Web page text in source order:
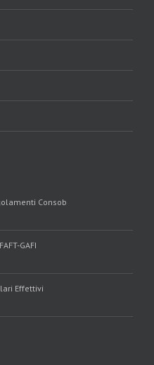
Consob
GAFI
Effettivi